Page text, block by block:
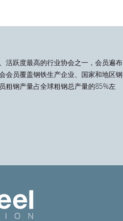
活跃度最高的行业协会之一，会员遍布
会员覆盖钢铁生产企业、国家和地区钢
粗钢产量占全球粗钢总产量的85%左